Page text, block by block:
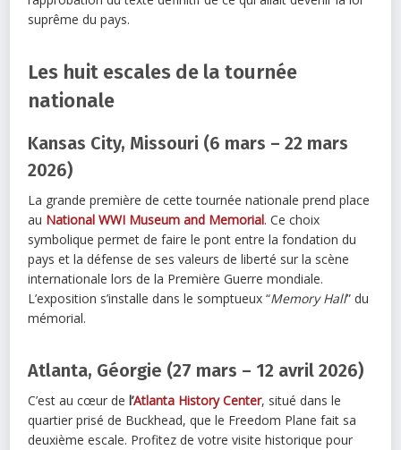
suprême du pays.
Les huit escales de la tournée
nationale
Kansas City, Missouri (6 mars – 22 mars
2026)
La grande première de cette tournée nationale prend place
au National WWI Museum and Memorial. Ce choix
symbolique permet de faire le pont entre la fondation du
pays et la défense de ses valeurs de liberté sur la scène
internationale lors de la Première Guerre mondiale.
L’exposition s’installe dans le somptueux “Memory Hall” du
mémorial.
Atlanta, Géorgie (27 mars – 12 avril 2026)
C’est au cœur del’Atlanta History Center, situé dans le
quartier prisé de Buckhead, que le Freedom Plane fait sa
deuxième escale. Profitez de votre visite historique pour